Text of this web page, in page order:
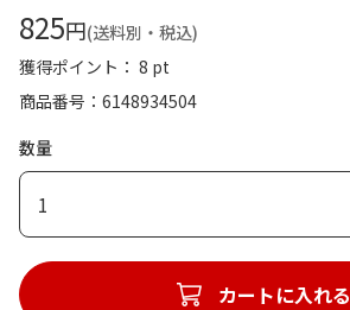
825円(送料別・税込)
獲得ポイント： 8 pt
商品番号
6148934504
数量
1
カートに入れる